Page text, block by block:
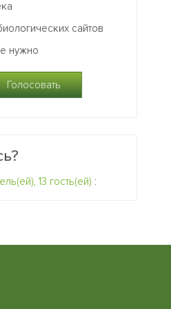
сайтов
нужно
13 гость(ей) :